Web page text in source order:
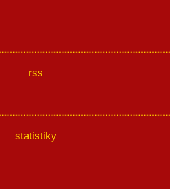
rss
statistiky